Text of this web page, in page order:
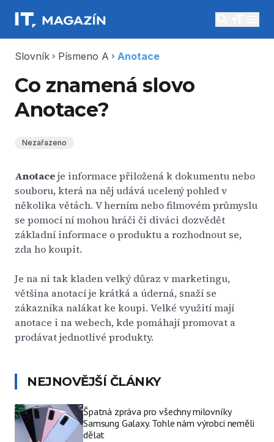
Slovník chevron_right Písmeno A chevron_right Anotace
Co znamená slovo
Anotace?
Nezařazeno
Anotaceje informace přiložená k dokumentu nebo
souboru, která na něj udává ucelený pohled v
několika větách. V herním nebo filmovém průmyslu
se pomocí ní mohou hráči či diváci dozvědět
základní informace o produktu a rozhodnout se,
zda ho koupit.
Je na ni tak kladen velký důraz v marketingu,
většina anotací je krátká a úderná, snaží se
zákazníka nalákat ke koupi. Velké využití mají
anotace i na webech, kde pomáhají promovat a
prodávat jednotlivé produkty.
NEJNOVĚJŠÍ ČLÁNKY
Špatná zpráva pro všechny milovníky
Samsung Galaxy. Tohle nám výrobci neměli
dělat